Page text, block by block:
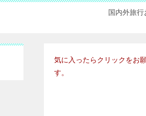
国内外旅
気に入ったらクリックをお
す。